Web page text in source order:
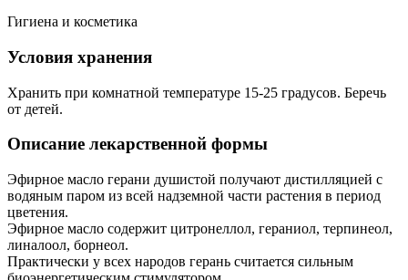
Гигиена и косметика
Условия хранения
Хранить при комнатной температуре 15-25 градусов. Беречь
от детей.
Описание лекарственной формы
Эфирное масло герани душистой получают дистилляцией с
водяным паром из всей надземной части растения в период
цветения.
Эфирное масло содержит цитронеллол, гераниол, терпинеол,
линалоол, борнеол.
Практически у всех народов герань считается сильным